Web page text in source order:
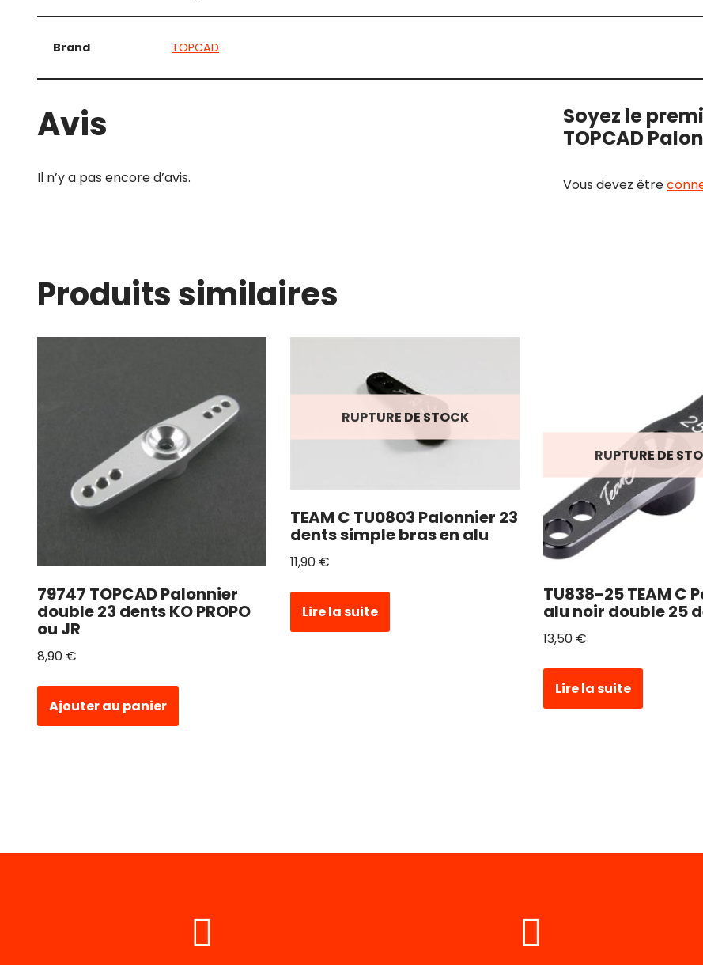
Brand TOPCAD
Avis
Il n’y a pas encore d’avis.
Soyez le
TOPCAD
Vous devez être
Produits similaires
79747 TOPCAD Palonnier
double 23 dents KO PROPO
ou JR
8,90 €
Ajouter au panier
RUPTURE DE STOCK
TEAM C TU0803 Palonnier 23
dents simple bras en alu
11,90 €
Lire la suite
RUPTURE DE
TU838-25 TEAM C
alu noir double 25
13,50 €
Lire la suite